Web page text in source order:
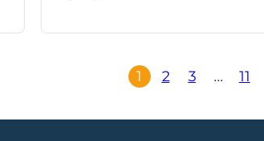
1 2 3 … 11